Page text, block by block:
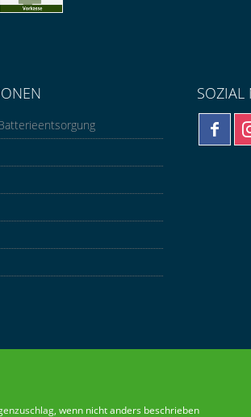
SOZIAL
, wenn nicht anders beschrieben